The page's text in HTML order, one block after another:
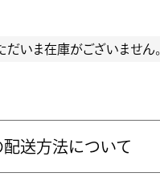
だいま在庫がございません。
送方法について